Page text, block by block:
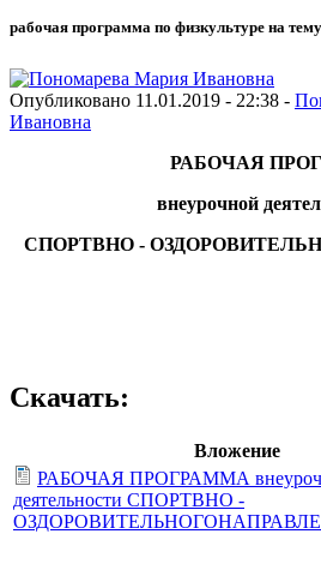
рабочая программа по физкультуре на тему
Опубликовано 11.01.2019 - 22:38 -
Ивановна
РАБОЧАЯ
внеурочной
СПОРТВНО -
Скачать:
Вложение
РАБОЧАЯ ПРОГРАММА
деятельности СПОРТВНО -